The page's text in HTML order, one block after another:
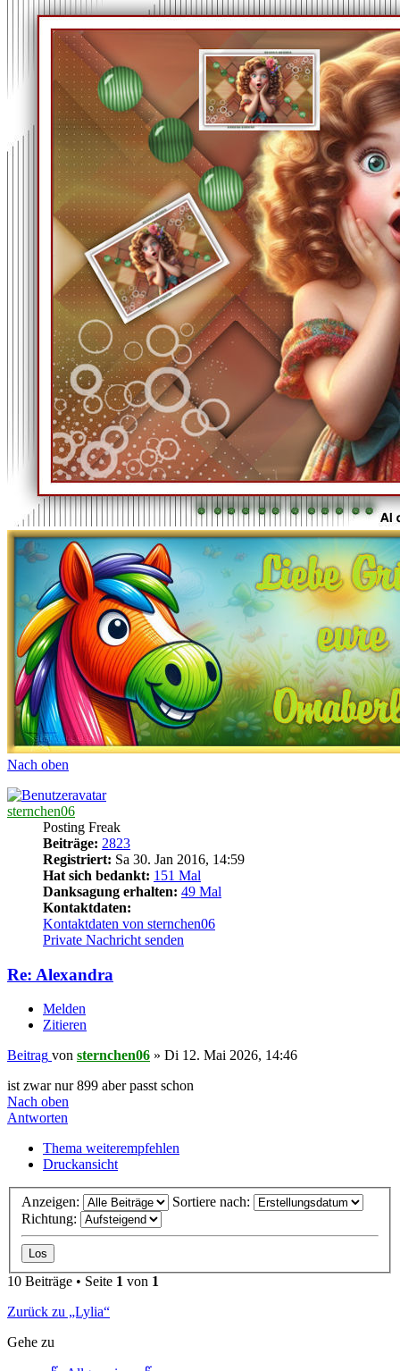
Nach oben
sternchen06
Posting Freak
Beiträge: 2823
Registriert: Sa 30. Jan 2016, 14:59
Hat sich bedankt: 151 Mal
Danksagung erhalten: 49 Mal
Kontaktdaten:
Kontaktdaten von sternchen06
Private Nachricht senden
Re: Alexandra
Melden
Zitieren
Beitrag von sternchen06 » Di 12. Mai 2026, 14:46
ist zwar nur 899 aber passt schon
Nach oben
Antworten
Thema weiterempfehlen
Druckansicht
Anzeigen:
Sortiere nach:
Richtung:
10 Beiträge • Seite 1 von 1
Zurück zu „Lylia“
Gehe zu